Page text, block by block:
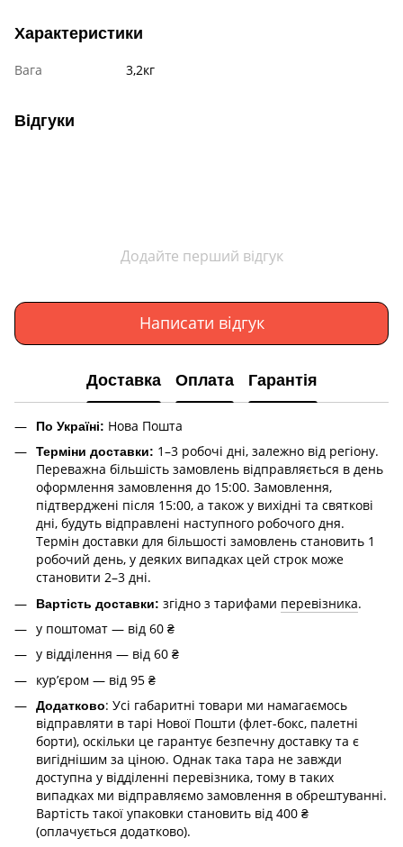
Характеристики
Вага 3,2кг
Відгуки
Додайте перший відгук
Написати відгук
Доставка Оплата Гарантія
По Україні: Нова Пошта
Терміни доставки: 1–3 робочі дні, залежно від регіону.
Переважна більшість замовлень відправляється в день
оформлення замовлення до 15:00. Замовлення,
підтверджені після 15:00, а також у вихідні та святкові
дні, будуть відправлені наступного робочого дня.
Термін доставки для більшості замовлень становить 1
робочий день, у деяких випадках цей строк може
становити 2–3 дні.
Вартість доставки: згідно з тарифами перевізника.
у поштомат — від 60 ₴
у відділення — від 60 ₴
курʼєром — від 95 ₴
Додатково: Усі габаритні товари ми намагаємось
відправляти в тарі Нової Пошти (флет-бокс, палетні
борти), оскільки це гарантує безпечну доставку та є
вигіднішим за ціною. Однак така тара не завжди
доступна у відділенні перевізника, тому в таких
випадках ми відправляємо замовлення в обрештуванні.
Вартість такої упаковки становить від 400 ₴
(оплачується додатково).